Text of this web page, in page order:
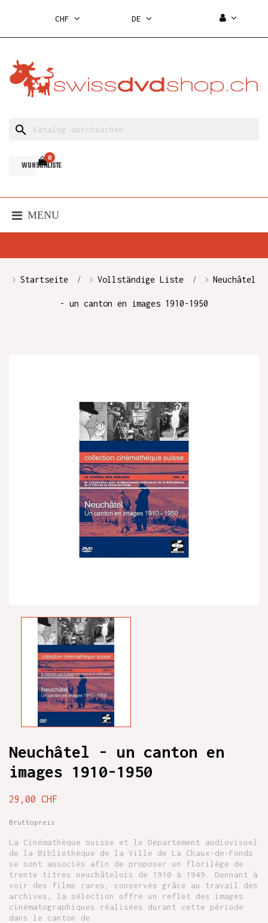
CHF DE
search
WUNSCHLISTE
0
MENU
Startseite Vollständige Liste Neuchâtel
- un canton en images 1910-1950
Neuchâtel - un canton en
images 1910-1950
29,00 CHF
Bruttopreis
La Cinémathèque suisse et le Département audiovisuel
de la Bibliothèque de la Ville de La Chaux-de-Fonds
se sont associés afin de proposer un florilège de
trente titres neuchâtelois de 1910 à 1949. Donnant à
voir des films rares, conservés grâce au travail des
archives, la sélection offre un reflet des images
cinématographiques réalisées durant cette période
dans le canton de